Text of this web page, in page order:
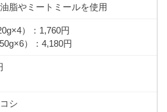
油脂やミートミールを使用
）：1,760円
）：4,180円
シ